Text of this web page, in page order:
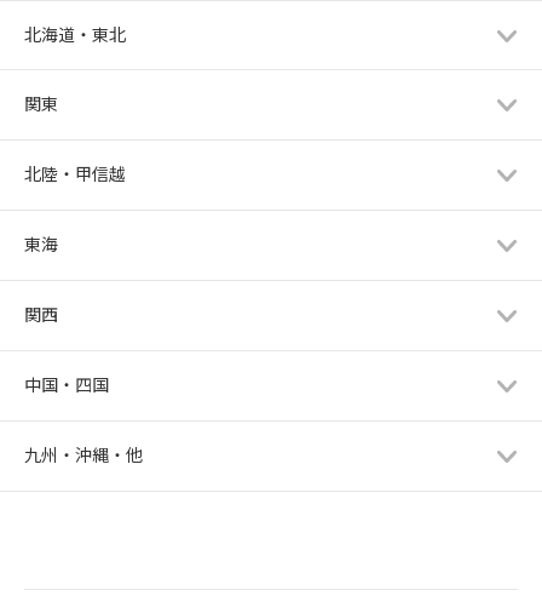
北海道・東北
関東
北陸・甲信越
東海
関西
中国・四国
九州・沖縄・他